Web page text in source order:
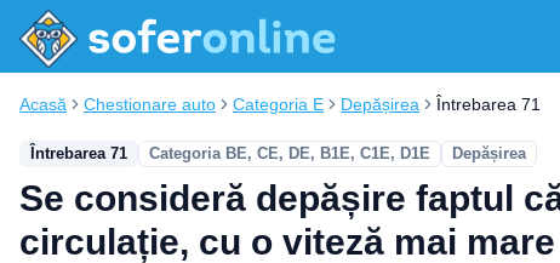
Acasă Chestionare auto Categoria E Depășirea Întrebarea 71
Întrebarea 71 Categoria BE, CE, DE, B1E, C1E, D1E Depășirea
Se consideră depășire faptul
circulație, cu o viteză mai